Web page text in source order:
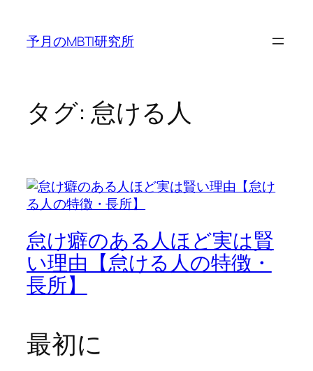
予月のMBTI研究所
タグ: 怠ける人
怠け癖のある人ほど実は賢
い理由【怠ける人の特徴・
長所】
最初に